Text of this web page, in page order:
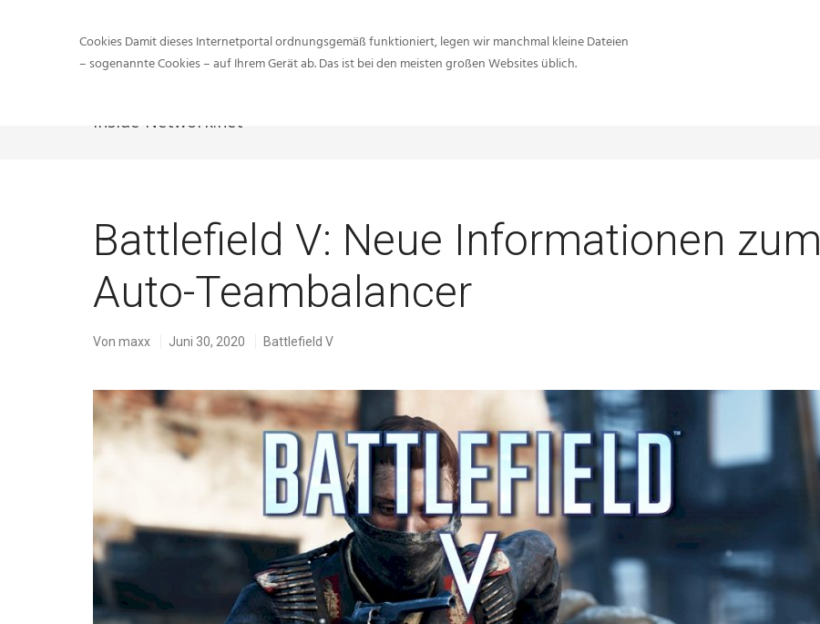
Inside-Network.net
Battlefield V: Neue Informationen zum
Auto-Teambalancer
Von maxx Juni 30, 2020 Battlefield V
Cookies Damit dieses Internetportal ordnungsgemäß funktioniert, legen wir manchmal kleine Dateien
– sogenannte Cookies – auf Ihrem Gerät ab. Das ist bei den meisten großen Websites üblich.